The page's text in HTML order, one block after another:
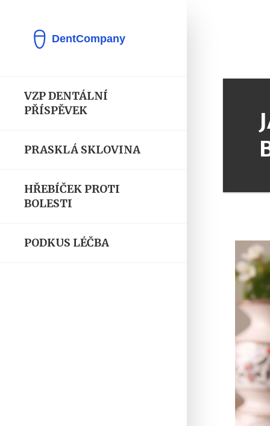
VZP DENTÁLNÍ
PŘÍSPĚVEK
PRASKLÁ SKLOVINA
HŘEBÍČEK PROTI
BOLESTI
PODKUS LÉČBA